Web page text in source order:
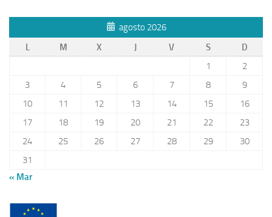
agosto 2026
L
M X J V S
D
1
2
3
4 5 6 7 8
9
10
11 12 13 14 15
16
17
18 19 20 21 22
23
24
25 26 27 28 29
30
31
« Mar